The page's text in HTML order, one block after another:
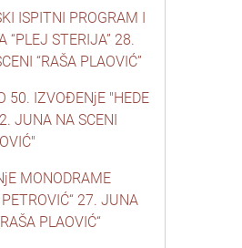
ISPITNI PROGRAM I
“PLEJ STERIJA” 28.
“RAŠA PLAOVIĆ”
50. IZVOĐENjE "HEDE
JUNA NA SCENI
MONODRAME
27. JUNA
PLAOVIĆ“